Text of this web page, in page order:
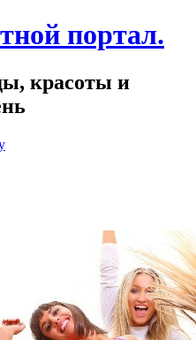
портал.
красоты и